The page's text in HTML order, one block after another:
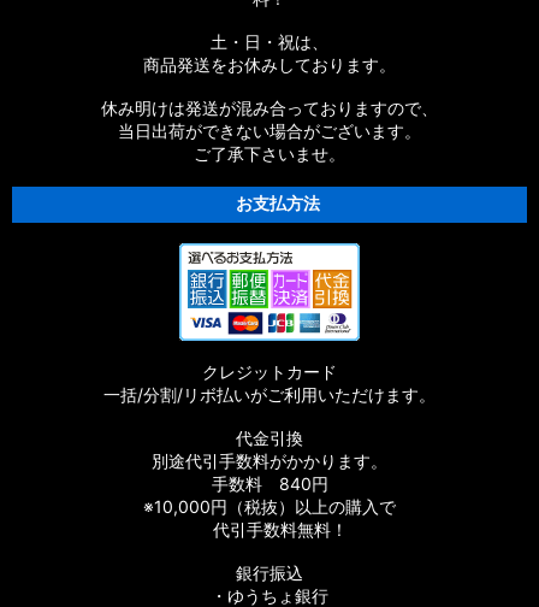
【シマノ】20ストラディックSW［STRADIC SW］対応 カスタ
【シマノ】18ストラディックSW［STRADIC SW］対応 カスタ
【シマノ】15-16ストラディック［STRADIC］対応 カスタムパ
【シマノ】17サステイン［SUSTAIN］対応 カスタムパーツ
【シマノ】11バイオマスター［BIOMASTER］対応 カスタムパ
【シマノ】08バイオマスター［BIOMASTER］対応 カスタムパ
【シマノ】06バイオマスターMg［BIOMASTER Mg］対応 カ
【シマノ】13-16バイオマスターSW［BIOMASTER SW］対応
土・日・祝は、
商品発送をお休みしております。
休み明けは発送が混み合っておりますので、
当日出荷ができない場合がございます。
ご了承下さいませ。
お支払方法
クレジットカード
一括/分割/リボ払いがご利用いただけます。
代金引換
別途代引手数料がかかります。
手数料 840円
※10,000円（税抜）以上の購入で
代引手数料無料！
銀行振込
・ゆうちょ銀行